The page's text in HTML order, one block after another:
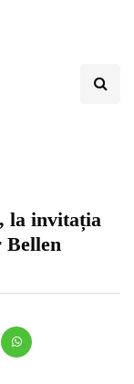
la invitația
Bellen